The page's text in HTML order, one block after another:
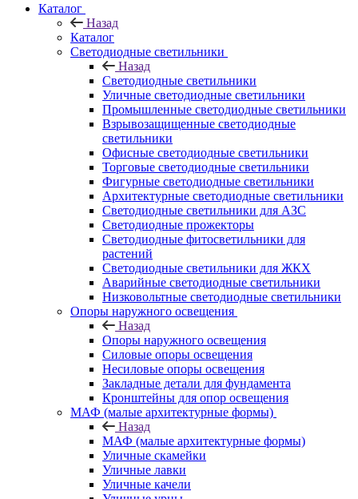
Каталог
Назад
Каталог
Светодиодные светильники
Назад
Светодиодные светильники
Уличные светодиодные светильники
Промышленные светодиодные светильники
Взрывозащищенные светодиодные
светильники
Офисные светодиодные светильники
Торговые светодиодные светильники
Фигурные светодиодные светильники
Архитектурные светодиодные светильники
Светодиодные светильники для АЗС
Светодиодные прожекторы
Светодиодные фитосветильники для
растений
Светодиодные светильники для ЖКХ
Аварийные светодиодные светильники
Низковольтные светодиодные светильники
Опоры наружного освещения
Назад
Опоры наружного освещения
Силовые опоры освещения
Несиловые опоры освещения
Закладные детали для фундамента
Кронштейны для опор освещения
МАФ (малые архитектурные формы)
Назад
МАФ (малые архитектурные формы)
Уличные скамейки
Уличные лавки
Уличные качели